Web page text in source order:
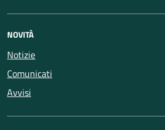
NOVITÀ
Notizie
Comunicati
Avvisi